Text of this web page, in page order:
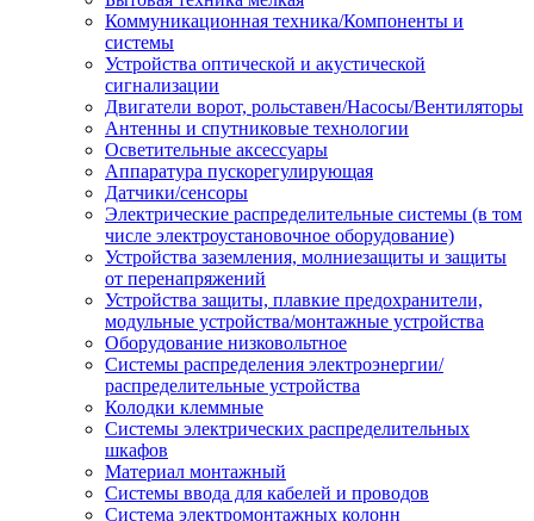
Коммуникационная техника/Компоненты и
системы
Устройства оптической и акустической
сигнализации
Двигатели ворот, рольставен/Насосы/Вентиляторы
Антенны и спутниковые технологии
Осветительные аксессуары
Аппаратура пускорегулирующая
Датчики/сенсоры
Электрические распределительные системы (в том
числе электроустановочное оборудование)
Устройства заземления, молниезащиты и защиты
от перенапряжений
Устройства защиты, плавкие предохранители,
модульные устройства/монтажные устройства
Оборудование низковольтное
Системы распределения электроэнергии/
распределительные устройства
Колодки клеммные
Системы электрических распределительных
шкафов
Материал монтажный
Системы ввода для кабелей и проводов
Система электромонтажных колонн